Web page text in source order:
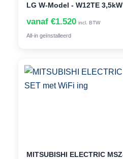
LG W-Model - W12TE
vanaf €1.520 incl. BTW
All-in geïnstalleerd
MITSUBISHI ELECTRIC